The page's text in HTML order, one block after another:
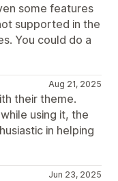
some features
supported in the
You could do a
Aug 21, 2025
their theme.
using it, the
in helping
Jun 23, 2025